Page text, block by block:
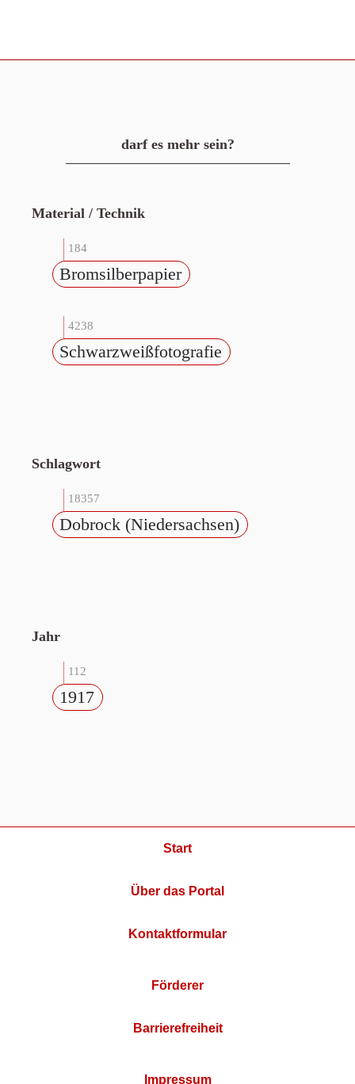
darf es mehr sein?
Material / Technik
184
Bromsilberpapier
4238
Schwarzweißfotografie
Schlagwort
18357
Dobrock (Niedersachsen)
Jahr
112
1917
Start
Über das Portal
Kontaktformular
Förderer
Barrierefreiheit
Impressum